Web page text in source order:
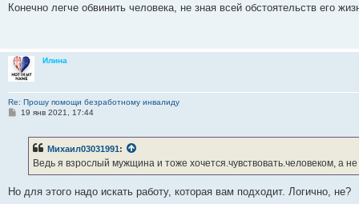
о
и
е
Конечно легче обвинить человека, не зная всей обстоятельств его
Илина
Re: Прошу помощи безработному инвалиду
С
е
19 янв 2021, 17:44
Михаил03031991:
Ведь я взрослый мужщина и тоже хочется.чувствовать.человеком, а
Но для этого надо искать работу, которая вам подходит. Логично, не?